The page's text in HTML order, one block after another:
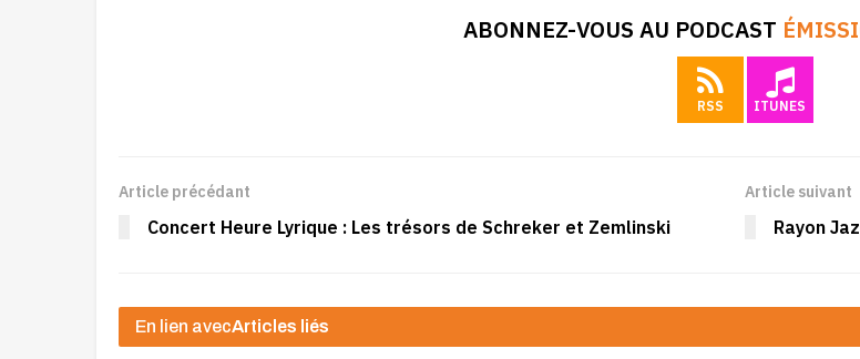
ABONNEZ-VOUS AU PODCAST
RSS ITUNES
Article précédant
Concert Heure Lyrique : Les trésors de Schreker et Zemlinski
Article suivant
Rayon
En lien avecArticles liés